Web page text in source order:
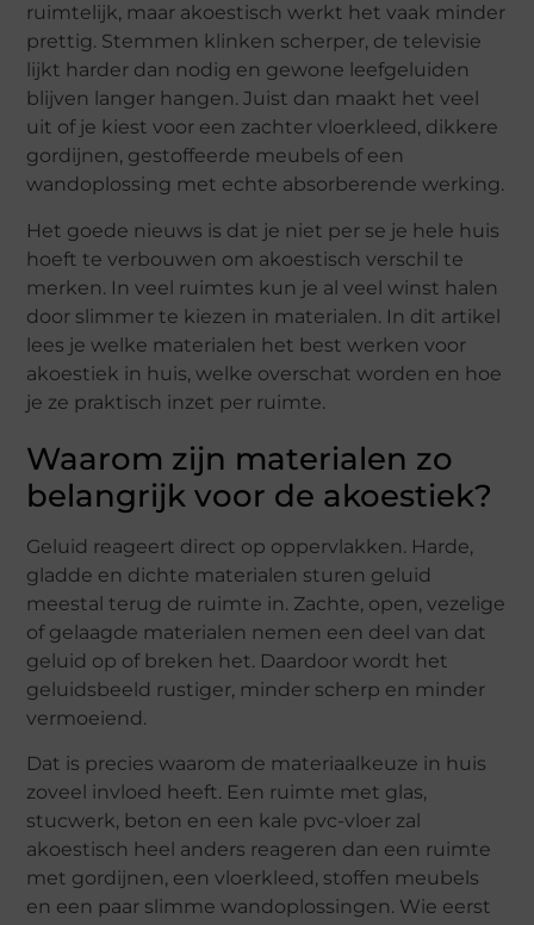
ruimtelijk, maar akoestisch werkt het vaak minder
prettig. Stemmen klinken scherper, de televisie
lijkt harder dan nodig en gewone leefgeluiden
blijven langer hangen. Juist dan maakt het veel
uit of je kiest voor een zachter vloerkleed, dikkere
gordijnen, gestoffeerde meubels of een
wandoplossing met echte absorberende werking.
Het goede nieuws is dat je niet per se je hele huis
hoeft te verbouwen om akoestisch verschil te
merken. In veel ruimtes kun je al veel winst halen
door slimmer te kiezen in materialen. In dit artikel
lees je welke materialen het best werken voor
akoestiek in huis, welke overschat worden en hoe
je ze praktisch inzet per ruimte.
Waarom zijn materialen zo
belangrijk voor de akoestiek?
Geluid reageert direct op oppervlakken. Harde,
gladde en dichte materialen sturen geluid
meestal terug de ruimte in. Zachte, open, vezelige
of gelaagde materialen nemen een deel van dat
geluid op of breken het. Daardoor wordt het
geluidsbeeld rustiger, minder scherp en minder
vermoeiend.
Dat is precies waarom de materiaalkeuze in huis
zoveel invloed heeft. Een ruimte met glas,
stucwerk, beton en een kale pvc-vloer zal
akoestisch heel anders reageren dan een ruimte
met gordijnen, een vloerkleed, stoffen meubels
en een paar slimme wandoplossingen. Wie eerst